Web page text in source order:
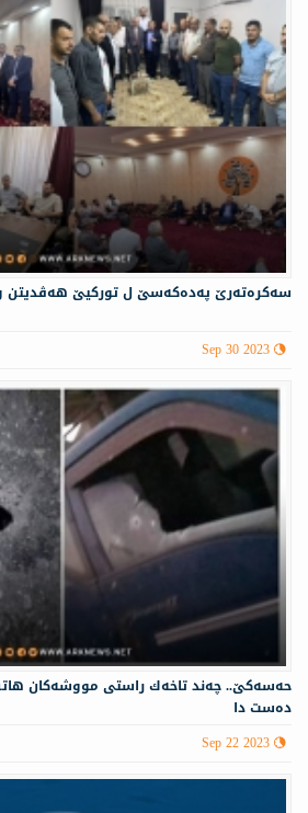
سەكرەتەرێ پەدەكەسێ ل توركیێ هەڤدیتن
Sep 30 2023
حه‌سه‌كێ.. چه‌ند تاخه‌ك راستی مووشه‌كان هاتن
ده‌ست دا
Sep 22 2023